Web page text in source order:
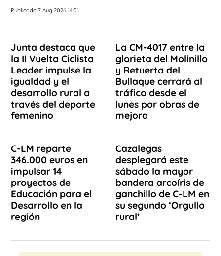
Publicado 7 Aug 2026 14:01
Junta destaca que
la II Vuelta Ciclista
Leader impulse la
igualdad y el
desarrollo rural a
través del deporte
femenino
La CM-4017 entre la
glorieta del Molinillo
y Retuerta del
Bullaque cerrará al
tráfico desde el
lunes por obras de
mejora
C-LM reparte
346.000 euros en
impulsar 14
proyectos de
Educación para el
Desarrollo en la
región
Cazalegas
desplegará este
sábado la mayor
bandera arcoíris de
ganchillo de C-LM en
su segundo ‘Orgullo
rural’